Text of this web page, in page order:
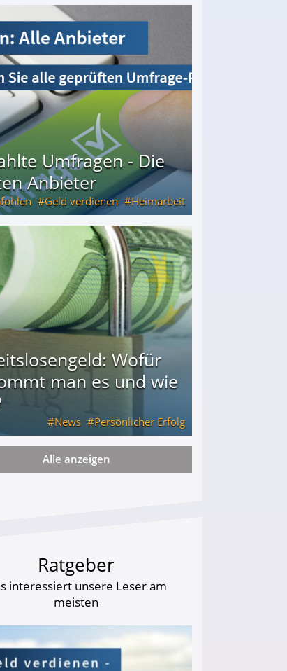
Umfragen - Die
Anbieter
Geld verdienen Heimarbeit
Wofür
man es und wie
News Persönlicher Erfolg
Alle anzeigen
Ratgeber
interessiert unsere Leser am
meisten